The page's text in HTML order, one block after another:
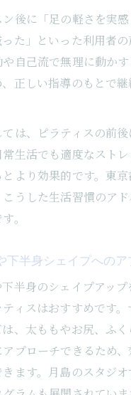
後に「足の軽さを実
た」といった利用者
自己流で無理に動か
正しい指導のもとで
は、ピラティスの前
生活でも適度なスト
より効果的です。東
うした生活習慣のア
。
下半身シェイプへの
半身のシェイプアッ
ィスはおすすめです
、太ももやお尻、ふ
プローチできるため
ます。月島のスタジ